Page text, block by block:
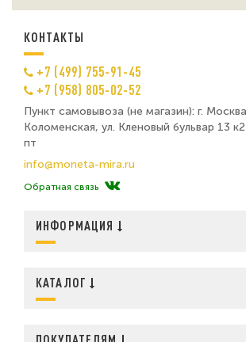
КОНТАКТЫ
+7 (499) 755-91-45
+7 (958) 805-02-52
Пункт самовывоза (не магазин): г.
Коломенская, ул. Кленовый бульвар 13
пт
info@moneta-mira.ru
Обратная связь
ИНФОРМАЦИЯ
КАТАЛОГ